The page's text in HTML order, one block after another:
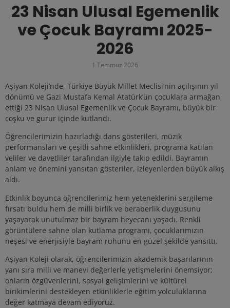
23 Nisan Ulusal Egemenlik
ve Çocuk Bayramı 2025-
2026
1 Temmuz 2026
Aşiyan Koleji’nde, Türkiye Büyük Millet Meclisi’nin açılışının yıl
dönümü ve Gazi Mustafa Kemal Atatürk’ün çocuklara armağan
ettiği 23 Nisan Ulusal Egemenlik ve Çocuk Bayramı, büyük bir
coşku ve gurur içinde kutlandı.
Öğrencilerimizin hazırladığı dans gösterileri, müzik
performansları ve çeşitli sahne etkinlikleri, programa katılan
veliler ve davetliler tarafından ilgiyle takip edildi. Bayramın
anlam ve önemini yansıtan gösteriler, izleyenlerden büyük alkış
aldı.
Etkinlik boyunca öğrencilerimiz hem yeteneklerini sergileme
fırsatı buldu hem de milli birlik ve beraberlik duygusunu
yaşayarak unutulmaz bir bayram heyecanı yaşadı. Renkli
görüntülere sahne olan kutlama programı, çocuklarımızın
neşesi ve enerjisiyle bayram ruhunu en güzel şekilde yansıttı.
Aşiyan Koleji olarak, öğrencilerimizin akademik başarılarının
yanı sıra milli ve manevi değerlerle yetişmelerini önemsiyor;
onların özgüvenlerini, sosyal gelişimlerini ve kültürel
birikimlerini destekleyen etkinliklerle eğitim yolculuklarına
değer katmaya devam ediyoruz.